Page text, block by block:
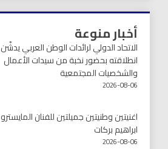
أخبار منوعة
الاتحاد الدولي لرائدات الوطن العربي يدشّن
انطلاقته بحضور نخبة من سيدات الأعمال
والشخصيات المجتمعية
2026-08-06
اغنيتين وطنيتين جميلتين للفنان المايسترو
ابراهيم بركات
2026-08-06